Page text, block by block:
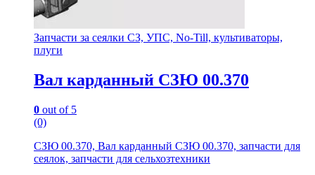
Запчасти за сеялки СЗ, УПС, No-Till, культиваторы,
плуги
Вал карданный СЗЮ 00.370
0 out of 5
(0)
СЗЮ 00.370, Вал карданный СЗЮ 00.370, запчасти для
сеялок, запчасти для сельхозтехники